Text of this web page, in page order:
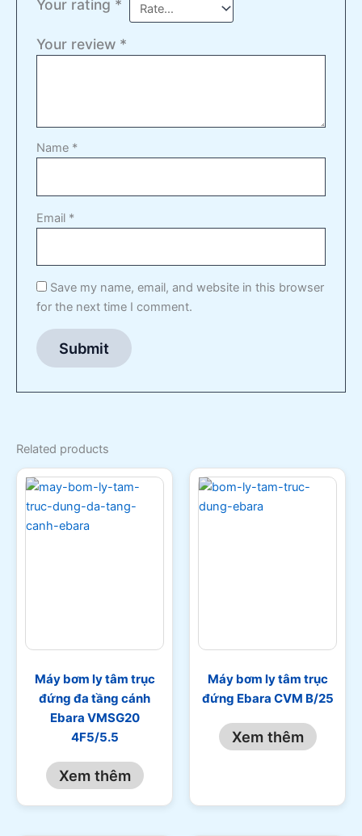
Your rating *
Your review *
Name *
Email *
Save my name, email, and website in this browser
for the next time I comment.
Related products
Máy bơm ly tâm trục
đứng đa tầng cánh
Ebara VMSG20
4F5/5.5
Xem thêm
Máy bơm ly tâm trục
đứng Ebara CVM B/25
Xem thêm